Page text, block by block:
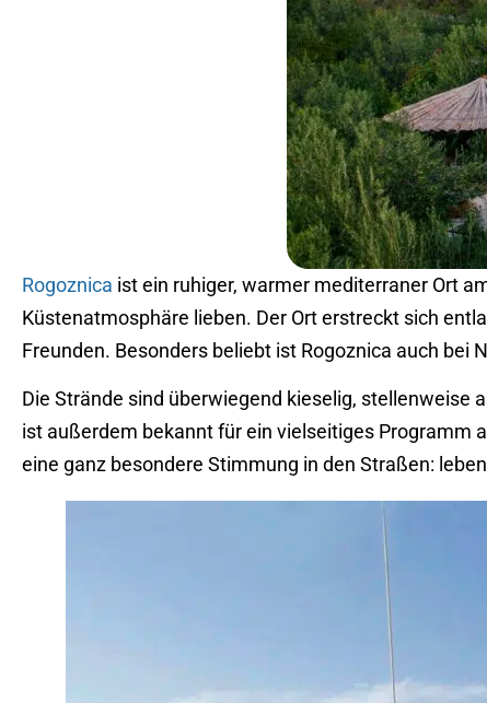
Rogoznica ist ein ruhiger, warmer mediterraner Ort
Küstenatmosphäre lieben. Der Ort erstreckt sich
Freunden. Besonders beliebt ist Rogoznica auch bei
Die Strände sind überwiegend kieselig, stellenweise
ist außerdem bekannt für ein vielseitiges Programm
eine ganz besondere Stimmung in den Straßen: